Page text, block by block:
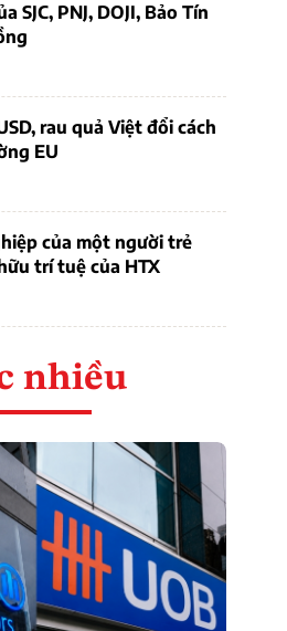
SJC, PNJ, DOJI, Bảo Tín
rau quả Việt đổi cách
EU
của một người trẻ
trí tuệ của HTX
nhiều